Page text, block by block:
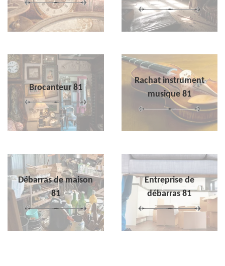
Brocanteur 81
Rachat instrument
musique 81
Débarras de maison
81
Entreprise de
débarras 81